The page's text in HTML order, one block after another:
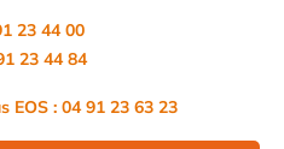
23 44 00
23 44 84
EOS : 04 91 23 63 23